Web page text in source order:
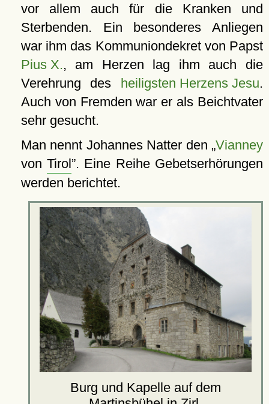
vor allem auch für die Kranken und
Sterbenden. Ein besonderes Anliegen
war ihm das Kommuniondekret von Papst
Pius X., am Herzen lag ihm auch die
Verehrung des heiligsten Herzens Jesu.
Auch von Fremden war er als Beichtvater
sehr gesucht.
Man nennt Johannes Natter den Vianney
vonTirol . Eine Reihe Gebetserhörungen
werden berichtet.
Burg und Kapelle auf dem